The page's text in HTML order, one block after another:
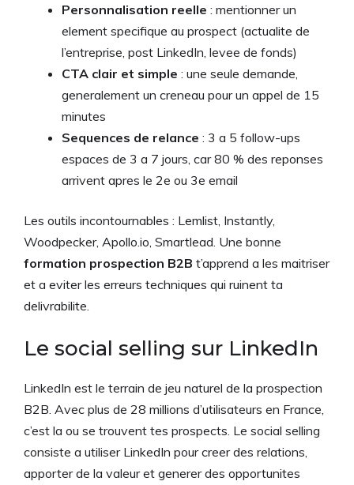
Personnalisation reelle : mentionner un
element specifique au prospect (actualite de
l’entreprise, post LinkedIn, levee de fonds)
CTA clair et simple : une seule demande,
generalement un creneau pour un appel de 15
minutes
Sequences de relance : 3 a 5 follow-ups
espaces de 3 a 7 jours, car 80 % des reponses
arrivent apres le 2e ou 3e email
Les outils incontournables : Lemlist, Instantly,
Woodpecker, Apollo.io, Smartlead. Une bonne
formation prospection B2B t’apprend a les maitriser
et a eviter les erreurs techniques qui ruinent ta
delivrabilite.
Le social selling sur LinkedIn
LinkedIn est le terrain de jeu naturel de la prospection
B2B. Avec plus de 28 millions d’utilisateurs en France,
c’est la ou se trouvent tes prospects. Le social selling
consiste a utiliser LinkedIn pour creer des relations,
apporter de la valeur et generer des opportunites